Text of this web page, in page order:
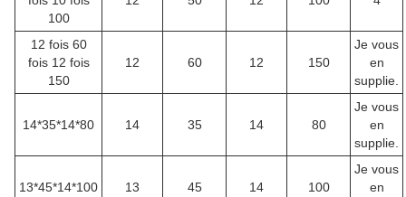
100
12 fois 60
fois 12 fois
150
12 60 12 150
Je vous
en
supplie.
14*35*14*80 14 35 14 80
Je vous
en
supplie.
13*45*14*100 13 45 14 100
Je vous
en